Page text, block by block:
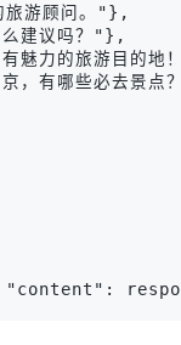
游顾问。"},
建议吗？"},
的旅游目的地！
有哪些必去景点